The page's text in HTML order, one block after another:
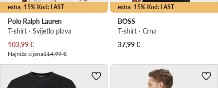
extra -15% Kod: LAST
Polo Ralph Lauren
T-shirt · Svijetlo plava
Trenutna cijena
103,99€
Najniža cijena114,99 €
extra -15% Kod: LAST
BOSS
T-shirt · Crna
37,99€